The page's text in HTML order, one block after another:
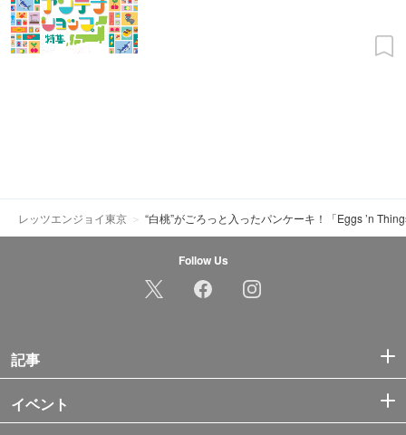
レッツエンジョイ東京 “白桃”がごろっと入ったパンケーキ！「Eggs ’n
Follow Us
記事
イベント